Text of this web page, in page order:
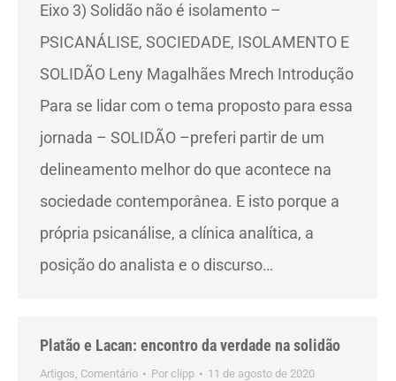
Eixo 3) Solidão não é isolamento –
PSICANÁLISE, SOCIEDADE, ISOLAMENTO E
SOLIDÃO Leny Magalhães Mrech Introdução
Para se lidar com o tema proposto para essa
jornada – SOLIDÃO –preferi partir de um
delineamento melhor do que acontece na
sociedade contemporânea. E isto porque a
própria psicanálise, a clínica analítica, a
posição do analista e o discurso…
Platão e Lacan: encontro da verdade na solidão
Artigos, Comentário Por clipp 11 de agosto de 2020